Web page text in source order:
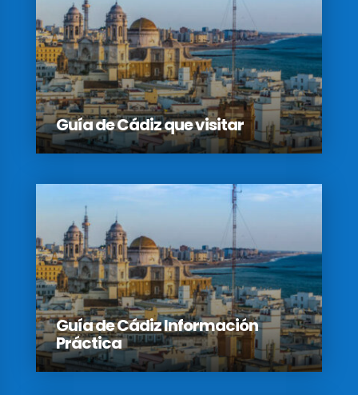
Guía de Cádiz que visitar
Guía de Cádiz Información
Práctica